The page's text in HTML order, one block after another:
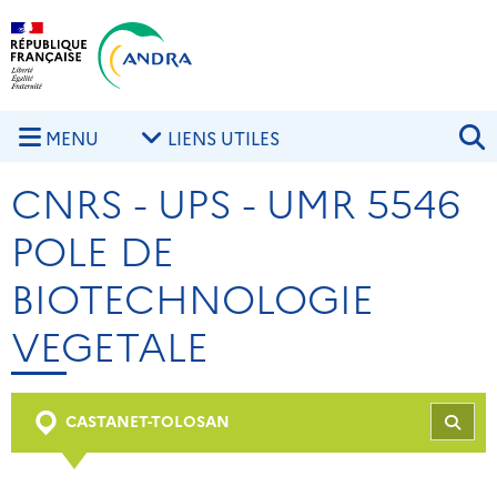
Aller au contenu principal
MENU LIENS UTILES
CNRS - UPS - UMR 5546
POLE DE
BIOTECHNOLOGIE
VEGETALE
CASTANET-TOLOSAN